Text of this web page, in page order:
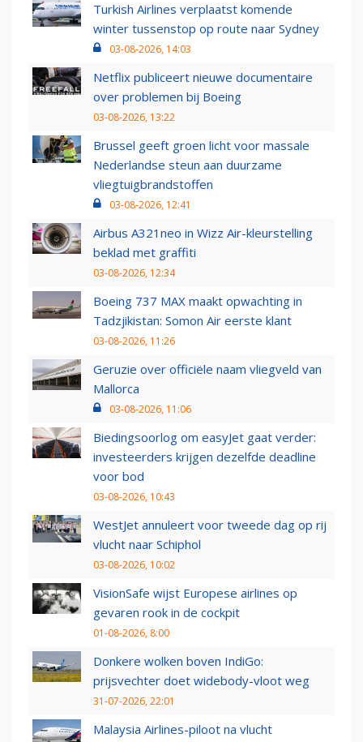
Turkish Airlines verplaatst komende
winter tussenstop op route naar Sydney
03-08-2026, 14:03
Netflix publiceert nieuwe documentaire
over problemen bij Boeing
03-08-2026, 13:22
Brussel geeft groen licht voor massale
Nederlandse steun aan duurzame
vliegtuigbrandstoffen
03-08-2026, 12:41
Airbus A321neo in Wizz Air-kleurstelling
beklad met graffiti
03-08-2026, 12:34
Boeing 737 MAX maakt opwachting in
Tadzjikistan: Somon Air eerste klant
03-08-2026, 11:26
Geruzie over officiële naam vliegveld van
Mallorca
03-08-2026, 11:06
Biedingsoorlog om easyJet gaat verder:
investeerders krijgen dezelfde deadline
voor bod
03-08-2026, 10:43
WestJet annuleert voor tweede dag op rij
vlucht naar Schiphol
03-08-2026, 10:02
VisionSafe wijst Europese airlines op
gevaren rook in de cockpit
01-08-2026, 8:00
Donkere wolken boven IndiGo:
prijsvechter doet widebody-vloot weg
31-07-2026, 22:01
Malaysia Airlines-piloot na vlucht